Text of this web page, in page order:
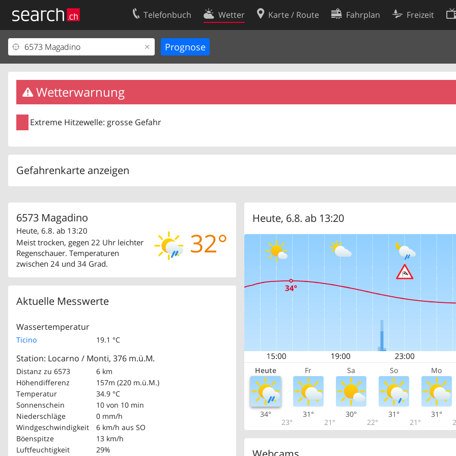
Telefonbuch Wetter Karte / Route Fahrplan Freizeit
Wetterwarnung
Extreme Hitzewelle: grosse Gefahr
Gefahrenkarte anzeigen
6573 Magadino
32°
Heute, 6.8. ab 13:20
Meist trocken, gegen 22 Uhr leichter
Regenschauer. Temperaturen
zwischen 24 und 34 Grad.
Aktuelle Messwerte
Wassertemperatur
Ticino 19.1 °C
Station: Locarno / Monti, 376 m.ü.M.
Distanz zu 6573
6 km
Höhendifferenz
157m (220 m.ü.M.)
Temperatur
34.9 °C
Sonnenschein
10 von 10 min
Niederschläge
0 mm/h
Windgeschwindigkeit
6 km/h aus SO
Böenspitze
13 km/h
Luftfeuchtigkeit
29%
Heute, 6.8. ab 13:20
Heute Fr Sa So Mo
34°
23°
31°
21°
30°
22°
31°
21°
31°
Ihr Eintrag
Kundencenter Geschäftskunden
Impressum
Kontakt
Nutzungsbedingungen
Datenschutzerklärung
Cookie-Einstellungen
Entwickler